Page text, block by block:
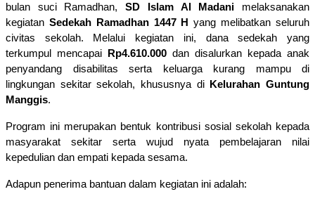
bulan suci Ramadhan, SD Islam Al Madani melaksanakan
kegiatan Sedekah Ramadhan 1447 H
yang melibatkan seluruh
civitas sekolah. Melalui kegiatan ini, dana sedekah yang
terkumpul mencapai
Rp4.610.000 dan disalurkan kepada anak
penyandang disabilitas serta keluarga kurang mampu di
lingkungan sekitar sekolah, khususnya di
Kelurahan Guntung
Manggis.
Program ini merupakan bentuk kontribusi sosial sekolah kepada
masyarakat sekitar serta wujud nyata pembelajaran nilai
kepedulian dan empati kepada sesama.
Adapun penerima bantuan dalam kegiatan ini adalah: